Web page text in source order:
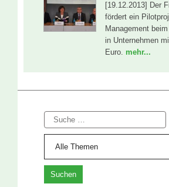
[19.12.2013] Der
fördert ein
Management
in Unternehmen
Euro. mehr...
Suche